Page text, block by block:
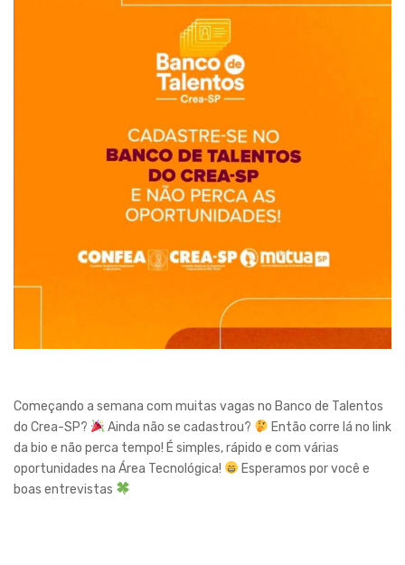
Começando a semana com muitas vagas no Banco de Talentos
do Crea-SP?
Ainda não se cadastrou?
Então corre lá no link
da bio e não perca tempo! É simples, rápido e com várias
oportunidades na Área Tecnológica!
Esperamos por você e
boas entrevistas